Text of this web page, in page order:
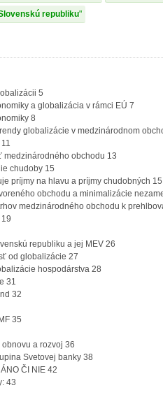
republiku
5
a globalizácia v rámci EÚ 7
8
globalizácie v medzinárodnom
medzinárodného obchodu 13
chudoby 15
príjmy na hlavu a príjmy chudobných 15
obchodu a minimalizácie
medzinárodného obchodu k
republiku a jej MEV 26
od globalizácie 27
hospodárstva 28
31
32
35
a rozvoj 36
Svetovej banky 38
ČI NIE 42
43